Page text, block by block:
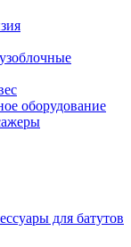
оборудование
для батутов